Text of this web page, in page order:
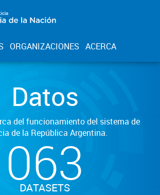
ORGANIZACIONES ACERCA
Datos
del funcionamiento del sistema de
de la República Argentina.
063
DATASETS